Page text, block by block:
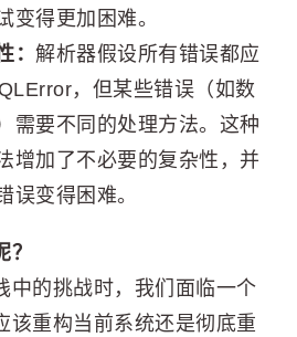
变得更加困难。
： 解析器假设所有错误都应
，但某些错误（如数
需要不同的处理方法。这种
增加了不必要的复杂性，并
误变得困难。
中的挑战时，我们面临一个
该重构当前系统还是彻底重